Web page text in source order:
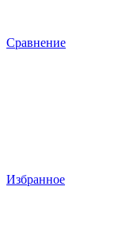
Сравнение
Избранное